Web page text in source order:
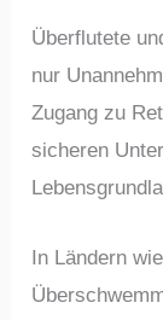
Überflutete
nur
Zugang zu
sicheren
In Ländern